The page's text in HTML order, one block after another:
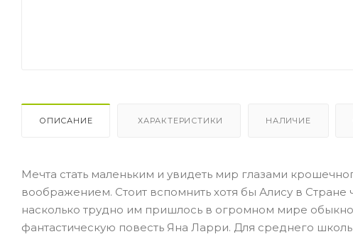
ОПИСАНИЕ ХАРАКТЕРИСТИКИ НАЛИЧИЕ
Мечта стать маленьким и увидеть мир глазами
воображением. Стоит вспомнить хотя бы Алису в
насколько трудно им пришлось в огромном мире
фантастическую повесть Яна Ларри. Для среднего